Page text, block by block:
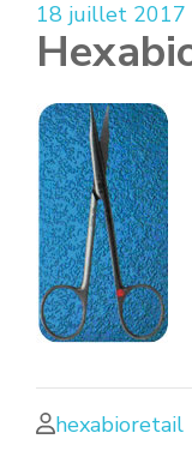
18 juillet 2017
hexabioretail